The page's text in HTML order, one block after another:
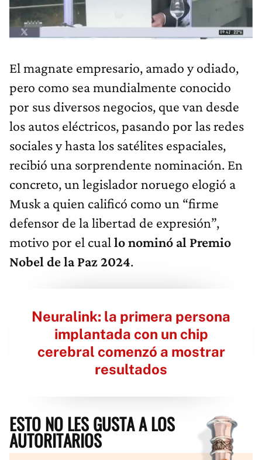
El magnate empresario, amado y odiado,
pero como sea mundialmente conocido
por sus diversos negocios, que van desde
los autos eléctricos, pasando por las redes
sociales y hasta los satélites espaciales,
recibió una sorprendente nominación. En
concreto, un legislador noruego elogió a
Musk a quien calificó como un “firme
defensor de la libertad de expresión”,
motivo por el cual lo nominó al Premio
Nobel de la Paz 2024.
Neuralink: la primera persona
implantada con un chip
cerebral comenzó a mostrar
resultados
ESTO NO LES GUSTA A LOS
AUTORITARIOS